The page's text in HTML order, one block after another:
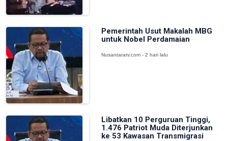
Pemerintah Usut Makalah MBG
untuk Nobel Perdamaian
Nusantaratv.com - 2 hari lalu
Libatkan 10 Perguruan Tinggi,
1.476 Patriot Muda Diterjunkan
ke 53 Kawasan Transmigrasi